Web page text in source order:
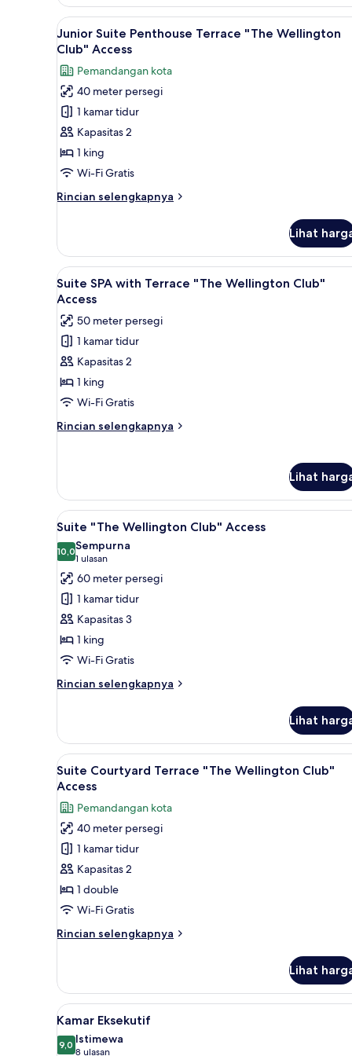
"The
Wellington
Club"
Access
Lihat
semua
foto
untuk
Junior
Suite
Penthouse
Terrace
"The
Club"
Seprai premium, minibar,
9
Junior Suite Penthouse Terrace "The Wellington
Club" Access
Pemandangan kota
40 meter persegi
1 kamar tidur
Kapasitas 2
1 king
Wi-Fi Gratis
Rincian selengkapnya
Rincian
Junior
Suite
Penthouse
Terrace
Wellington
Club"
Access
Lihat
Lihat
semua
foto
untuk
Suite
SPA
with
Terrace
"The
Wellington
Suite SPA with Terrace "The
14
Suite SPA with Terrace "The Wellington Club"
Access
50 meter persegi
1 kamar tidur
Kapasitas 2
1 king
Wi-Fi Gratis
Rincian selengkapnya
Rincian
SPA
with
Terrace
"The
Wellington
Club"
Access
Lihat
Lihat
semua
foto
untuk
Suite
"The
Wellington
Club"
Access
Seprai premium, minibar,
6
Suite "The Wellington Club" Access
10,010,0 dari 10
Sempurna
1 ulasan
(1
ulasan)
60 meter persegi
1 kamar tidur
Kapasitas 3
1 king
Wi-Fi Gratis
Rincian selengkapnya
Rincian
Suite
"The
Wellington
Club"
Lihat
Lihat
semua
foto
untuk
Suite
Courtyard
Terrace
"The
Wellington
Access
Suite Courtyard Terrace "The
5
Suite Courtyard Terrace "The Wellington Club"
Access
Pemandangan kota
40 meter persegi
1 kamar tidur
Kapasitas 2
1 double
Wi-Fi Gratis
Rincian selengkapnya
Rincian
Suite
Courtyard
Terrace
"The
Wellington
Lihat
Lihat
semua
foto
Kamar Eksekutif | Seprai
5
Kamar Eksekutif
9,09,0 dari 10
Istimewa
8 ulasan